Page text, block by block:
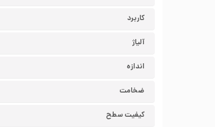
کاربرد
آلیاژ
اندازه
ضخامت
کیفیت سطح